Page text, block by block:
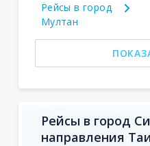
Рейсы в город
Мултан
Рейсы в город
направления